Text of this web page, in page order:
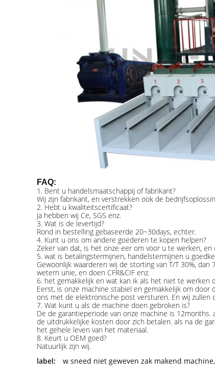
FAQ:
1. Bent u handelsmaatschappij of fabrikant?
Wij zijn fabrikant, en verstrekken ook de
2. Hebt u kwaliteitscertificaat?
Ja hebben wij Ce, SGS enz.
3. Wat is de levertijd?
Rond in bestelling gebaseerde 20~30days, echter.
4. Kunt u ons om andere goederen te kopen helpen?
Zeker van dat, is het onze eer om voor u te werken,
5. wat is betalingstermijnen, handelstermijnen u
Gewoonlijk waarderen wij de storting van T/T 30%,
wetern unie, en doen CFR&CIF enz.
6. het gemakkelijk en wat kan ik als het niet te werken
Eerst, is onze machine stabiel en gemakkelijk om
ons met de elektronische post versturen. En wij zullen
7. Wat kunt u als de machine doen gebroken is?
De de garantieperiode van onze machine is
de uitdrukkelijke kosten door zich betalen. als na de
het gehele leven van het materiaal.
8. Keurt u OEM goed?
Natuurlijk zijn wij.
label:
w sneed niet geweven zak makend machine,